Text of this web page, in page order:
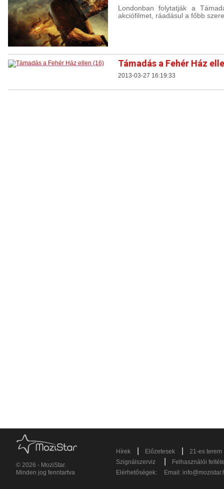
Londonban folytatják a
akciófilmet, ráadásul a főbb
Támadás a Fehér Ház
2013-03-27 16:19:33
© 2026 - MoziStar.
Minden jog fenntartva
Hírek Előzetesek
21-es terem
Szignálszerviz
Felhasználói
Elérhetőségek:
Email: